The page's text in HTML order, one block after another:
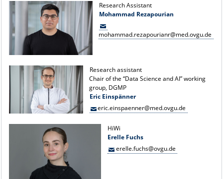
Research Assistant
Mohammad Rezapourian
mohammad.rezapourianr@med.ovgu.de
Research assistant
Chair of the “Data Science and AI” working
group, DGMP
Eric Einspänner
eric.einspaenner@med.ovgu.de
HiWi
Erelle Fuchs
erelle.fuchs@ovgu.de